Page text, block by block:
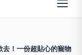
去！一份超貼心的寵物